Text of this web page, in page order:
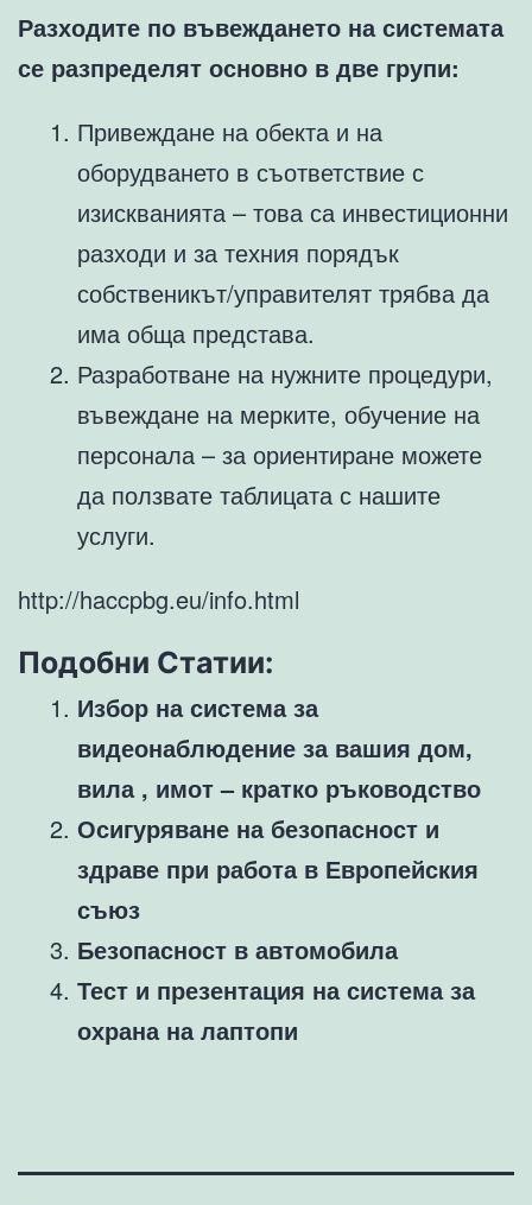
Разходите по въвеждането на системата
се разпределят основно в две групи:
Привеждане на обекта и на
оборудването в съответствие с
изискванията – това са инвестиционни
разходи и за техния порядък
собственикът/управителят трябва да
има обща представа.
Разработване на нужните процедури,
въвеждане на мерките, обучение на
персонала – за ориентиране можете
да ползвате таблицата с нашите
услуги.
http://haccpbg.eu/info.html
Подобни Статии:
Избор на система за
видеонаблюдение за вашия дом,
вила , имот – кратко ръководство
Осигуряване на безопасност и
здраве при работа в Европейския
съюз
Безопасност в автомобила
Тест и презентация на система за
охрана на лаптопи